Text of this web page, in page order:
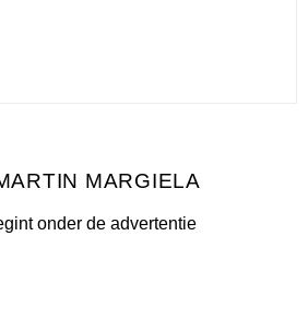
MARGIELA
onder de advertentie